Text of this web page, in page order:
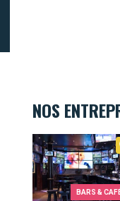
NOS
BARS &
The Big Game